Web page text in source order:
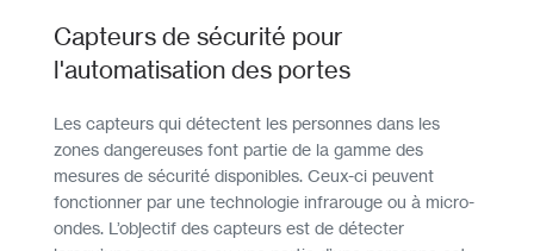
Capteurs de sécurité pour
l'automatisation des portes
Les capteurs qui détectent les personnes dans les
zones dangereuses font partie de la gamme des
mesures de sécurité disponibles. Ceux-ci peuvent
fonctionner par une technologie infrarouge ou à micro-
ondes. L’objectif des capteurs est de détecter